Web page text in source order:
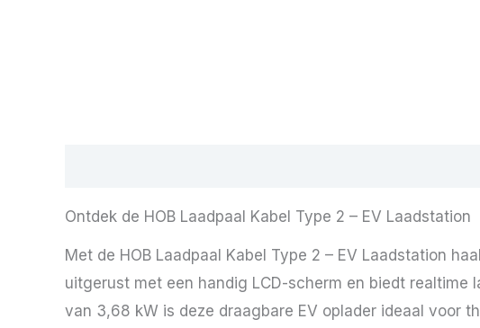
Ontdek de HOB Laadpaal Kabel Type 2 – EV Laadstation
Met de HOB Laadpaal Kabel Type 2 – EV Laadstation
uitgerust met een handig LCD-scherm en biedt
van 3,68 kW is deze draagbare EV oplader ideaal voor